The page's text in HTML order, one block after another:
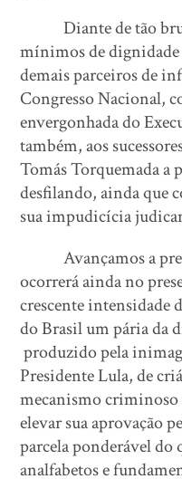
Diante de tão
mínimos de dignidade
demais parceiros de
Congresso Nacional,
envergonhada do
também, aos
Tomás Torquemada a
desfilando, ainda que
sua impudicícia
Avançamos a
ocorrerá ainda no
crescente intensidade
do Brasil um pária da
produzido pela
Presidente Lula, de
mecanismo criminoso
elevar sua aprovação
parcela ponderável
analfabetos e